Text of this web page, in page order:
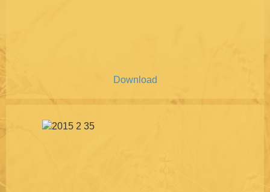
Download